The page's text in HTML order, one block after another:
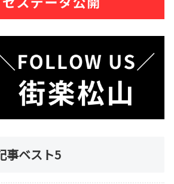
事ベスト5